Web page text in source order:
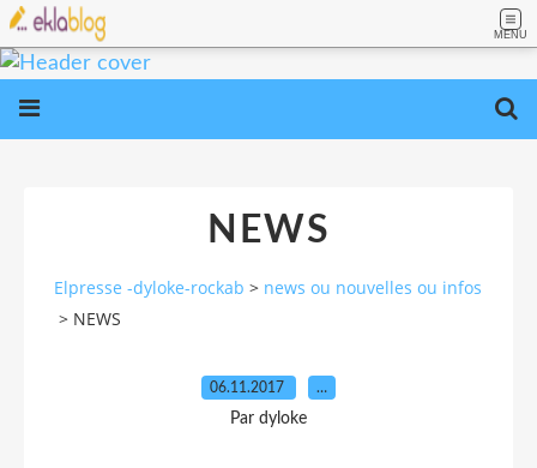
MENU
NEWS
Elpresse -dyloke-rockab > news ou nouvelles ou infos
> NEWS
06.11.2017 …
Par dyloke